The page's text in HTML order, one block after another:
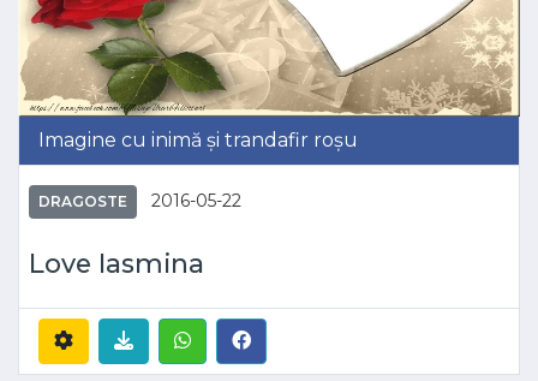
Imagine cu inimă și trandafir roșu
DRAGOSTE 2016-05-22
Love Iasmina